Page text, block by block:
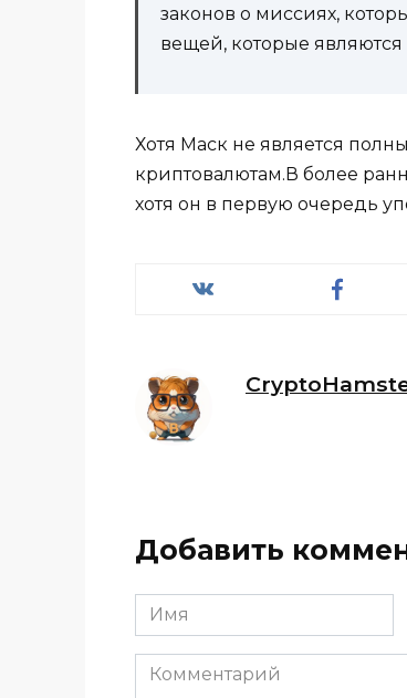
законов о миссиях,
вещей, которые
Хотя Маск не является
криптовалютам.В более
хотя он в первую очередь
Добавить
Имя
*
Комментарий